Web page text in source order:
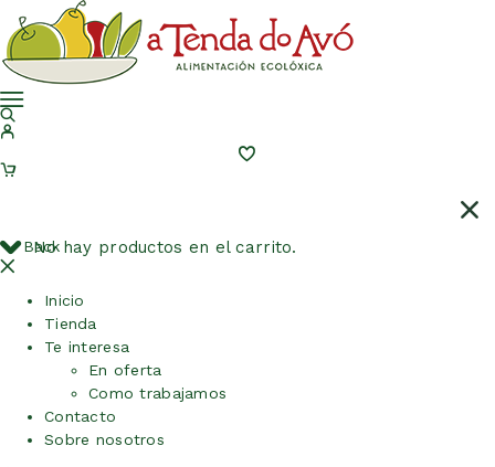
No hay productos en el carrito.
Back
Inicio
Tienda
Te interesa
En oferta
Como trabajamos
Contacto
Sobre nosotros